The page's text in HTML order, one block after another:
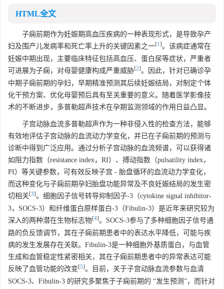
HTML全文
子痫前期作为妊娠期高血压疾病的一种表现形式，是导致孕产
妇及围产儿发病率和死亡率上升的关键因素之一[1 ]。该病症通常在
妊娠中期出现，主要临床特征包括高血压、蛋白尿等症状，严重者
可进展为子痫，对母婴健康构成严重威胁[2]。因此，针对已确诊孕
中期子痫前期的孕妇，早期精准预测其后续妊娠结局，对制定个体
化干预方案、优化母婴预后具有至关重要的意义。随着医学影像技
术的不断进步，多普勒超声技术在孕期监测领域的作用日益凸显。
子宫动脉血流多普勒超声作为一种非侵入性的检查方法，能够
有效地评估子宫动脉的血流动力学变化，并已在子痫前期的预测与
诊断中得到广泛应用。通过分析子宫动脉的血流频谱，可以获得诸
如阻力指数（resistance index，RI）、搏动指数（pulsatility index，
PI）等关键参数，可有效反映子宫 - 胎盘循环的血流动力学变化，
而这种变化与子痫前期孕妇胎盘功能异常及不良妊娠结局的发生密
切相关[3]。细胞因子信号转导抑制因子-3（cytokine signal inhibitor-
3，SOCS-3）和纤维蛋白原样蛋白-3（Fibulin-3）是近年来研究较为
深入的两种潜在生物标志物[4]。SOCS-3参与了多种细胞因子信号通
路的负反馈调节，其在子痫前期患者中的表达水平降低，可能与疾
病的发生发展存在关联。Fibulin-3是一种细胞外基质蛋白，与血管
生成和血管稳定性紧密相关，其在子痫前期患者中的异常表达可能
反映了血管功能的改变[5]。目前，关于子宫动脉血流参数与血清
SOCS-3、Fibulin-3 的研究多聚焦于子痫前期的 “发生预测”，而针对